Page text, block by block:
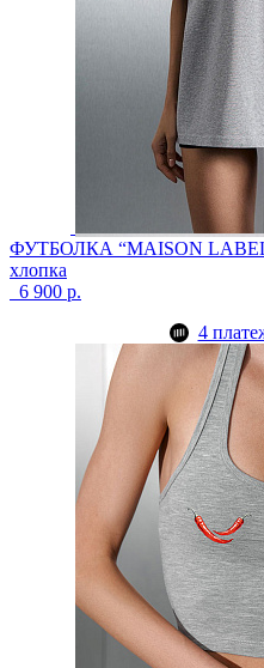
ФУТБОЛКА “MAISON
хлопка
6 900 р.
4